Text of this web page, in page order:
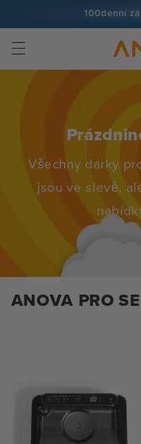
100denní
Více než 100
Všechny dárky
jsou ve slevě,
ANOVA PRO